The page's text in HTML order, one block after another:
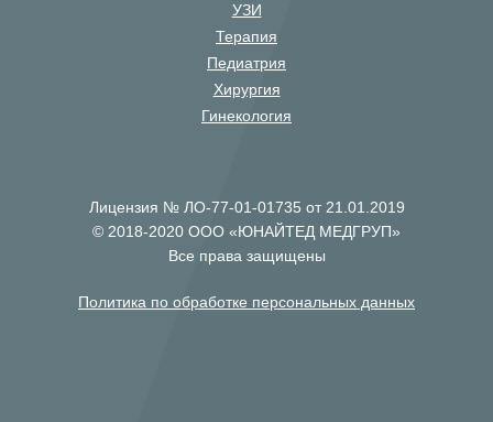
УЗИ
Терапия
Педиатрия
Хирургия
Гинекология
Лицензия № ЛО-77-01-01735 от 21.01.2019
© 2018-2020 ООО «ЮНАЙТЕД МЕДГРУП»
Все права защищены
Политика по обработке персональных данных